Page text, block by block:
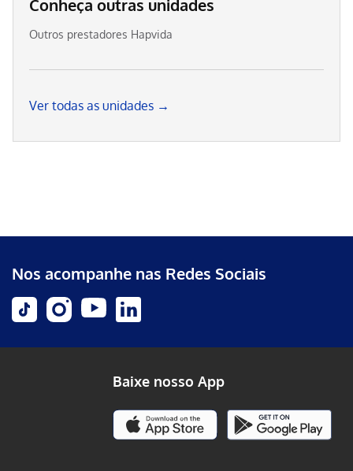
Conheça outras unidades
Outros prestadores Hapvida
Ver todas as unidades →
Nos acompanhe nas Redes Sociais
Baixe nosso App